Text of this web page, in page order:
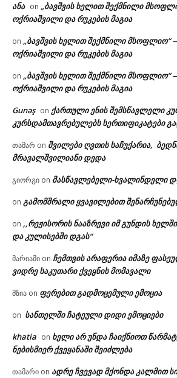
ანა on „ბავშვის ხელით შექმნილი
ოქრიაშვილი და რუკების მაგია
on „ბავშვის ხელით შექმნილი მსოფლიო“
ოქრიაშვილი და რუკების მაგია
on „ბავშვის ხელით შექმნილი მსოფლიო“
ოქრიაშვილი და რუკების მაგია
Gunəş on ქართული ენის შემსწავლელი
კურსდამთავრებულებს სერთიფიკატები
თამარ on შვილები ღვთის საჩუქარია,
მრავალშვილიანი დედა
გიორგი on მასწავლებელი-ხვალინდელი
on გამომშრალი ყვავილებით
on ,,რეჟისორის ნააზრევი იმ გუნდის
და კულისებში დგას“
მარიამი on ჩემთვის არაფერია იმაზე
ვიდრე საკუთარი ქვეყნის მომავალი
მზია on ფერებით გადმოცემული ემოცია
on სანთელში ჩატეული დიდი ემოციები
khatia on ხელი არ უნდა ჩაიქნიოთ
ნებისმიერ ქვეყანაში შეიძლება
თამარი on ადრე ჩვევად მქონდა კალმით